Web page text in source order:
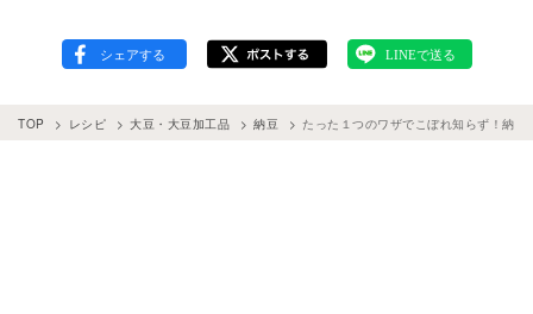
TOP レシピ 大豆・大豆加工品 納豆 たった１つのワザでこぼれ知らず！納